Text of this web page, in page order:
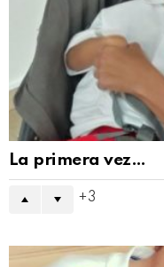
La primera vez…
3